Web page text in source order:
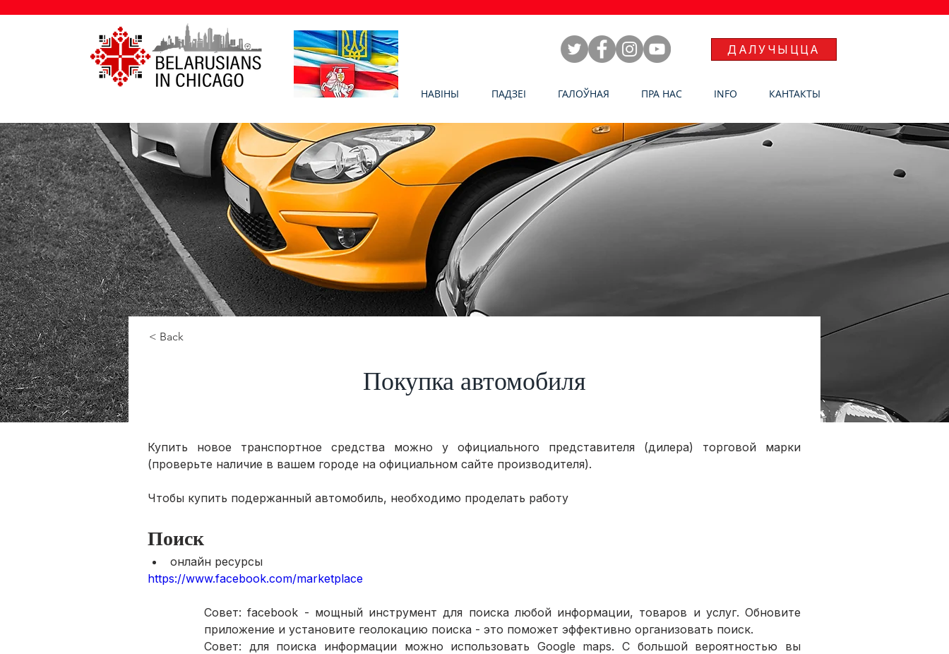
ДАЛУЧЫЦЦА
НАВІНЫ ПАДЗЕІ ГАЛОЎНАЯ ПРА НАС INFO КАНТАКТЫ
< Back
Покупка автомобиля
Купить новое транспортное средства можно у официального представителя (дилера) торговой марки
(проверьте наличие в вашем городе на официальном сайте производителя).
Чтобы купить подержанный автомобиль, необходимо проделать работу
Поиск
онлайн ресурсы
https://www.facebook.com/marketplace
Совет: facebook - мощный инструмент для поиска любой информации, товаров и услуг. Обновите
приложение и установите геолокацию поиска - это поможет эффективно организовать поиск.
Совет: для поиска информации можно использовать Google maps. С большой вероятностью вы